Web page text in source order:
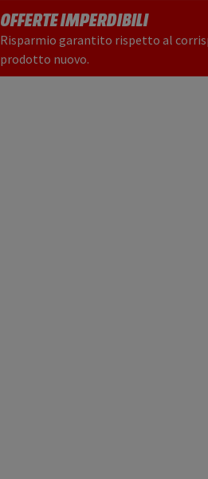
OFFERTE IMPERDIBILI
Risparmio garantito rispetto al
prodotto nuovo.